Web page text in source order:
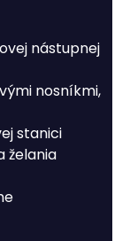
nástupnej
nosníkmi,
stanici
želania